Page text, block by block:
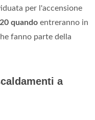
per l'accensione
quando entreranno in
fanno parte della
a